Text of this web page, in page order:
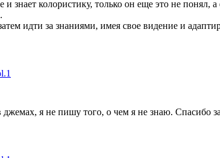
и знает колористику, только он еще это не
идти за знаниями, имея свое видение и
я не пишу того, о чем я не знаю. Спасибо